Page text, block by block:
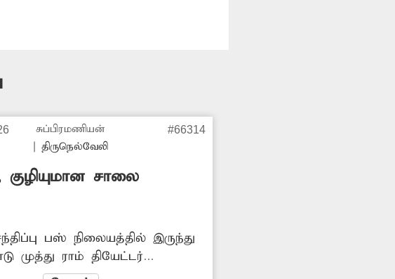
சுப்பிரமணியன்
|திருநெல்வேலி
#66314
குழியுமான சாலை
பஸ் நிலையத்தில் இருந்து
முத்து ராம் தியேட்டர்
சாலை குண்டும், குழியுமாக